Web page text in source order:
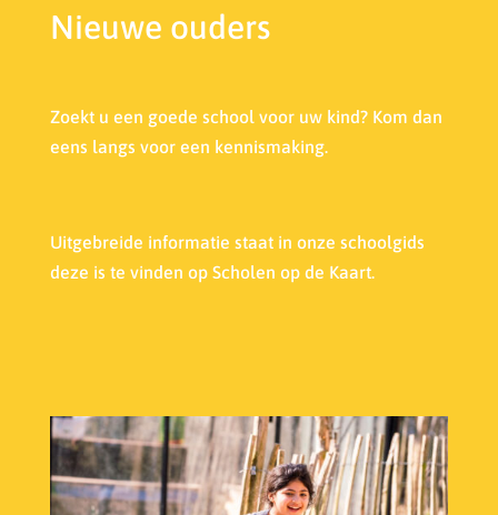
Nieuwe ouders
Zoekt u een goede school voor uw kind? Kom dan
eens langs voor een kennismaking.
Uitgebreide informatie staat in onze schoolgids
deze is te vinden op Scholen op de Kaart.